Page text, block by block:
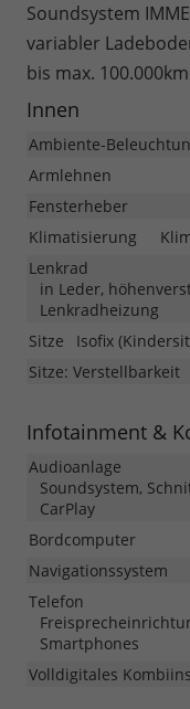
Soundsystem
variabler
bis max.
Innen
Ambiente-
Armlehnen
Fensterheber
Klimatisierung
Lenkrad
in Leder,
Lenkradheizung
Sitze
Isofix
Sitze: Verstellbarkeit
Infotainment &
Audioanlage
Soundsystem,
CarPlay
Bordcomputer
Navigationssystem
Telefon
Smartphones
Volldigitales